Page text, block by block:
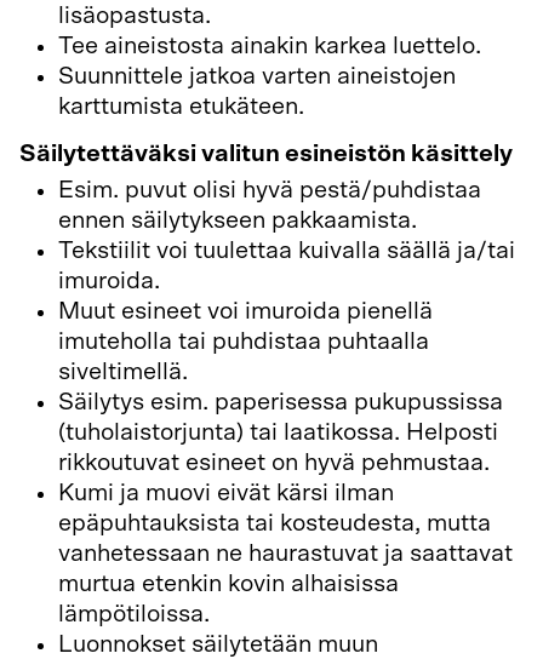
lisäopastusta.
Tee aineistosta ainakin karkea luettelo.
Suunnittele jatkoa varten aineistojen
karttumista etukäteen.
Säilytettäväksi valitun esineistön käsittely
Esim. puvut olisi hyvä pestä/puhdistaa
ennen säilytykseen pakkaamista.
Tekstiilit voi tuulettaa kuivalla säällä ja/tai
imuroida.
Muut esineet voi imuroida pienellä
imuteholla tai puhdistaa puhtaalla
siveltimellä.
Säilytys esim. paperisessa pukupussissa
(tuholaistorjunta) tai laatikossa. Helposti
rikkoutuvat esineet on hyvä pehmustaa.
Kumi ja muovi eivät kärsi ilman
epäpuhtauksista tai kosteudesta, mutta
vanhetessaan ne haurastuvat ja saattavat
murtua etenkin kovin alhaisissa
lämpötiloissa.
Luonnokset säilytetään muun